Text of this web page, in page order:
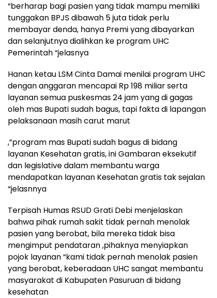
“berharap bagi pasien yang tidak mampu memiliki
tunggakan BPJS dibawah 5 juta tidak perlu
membayar denda, hanya Premi yang dibayarkan
dan selanjutnya dialihkan ke program UHC
Pemerintah “jelasnya
Hanan ketau LSM Cinta Damai menilai program UHC
dengan anggaran mencapai Rp 198 miliar serta
layanan semua puskesmas 24 jam yang di gagas
oleh mas Bupati sudah bagus, tapi fakta di lapangan
pelaksanaan masih carut marut
,”program mas Bupati sudah bagus di bidang
layanan Kesehatan gratis, ini Gambaran eksekutif
dan legislative dalam membantu warga
mendapatkan layanan Kesehatan gratis tak sejalan
“jelasnnya
Terpisah Humas RSUD Grati Debi menjelaskan
bahwa pihak rumah sakit tidak pernah menolak
pasien yang berobat, bila mereka tidak bisa
mengimput pendataran ,pihaknya menyiapkan
pojok layanan “kami tidak pernah menolak pasien
yang berobat, keberadaan UHC sangat membantu
masyarakat di Kabupaten Pasuruan di bidang
kesehatan